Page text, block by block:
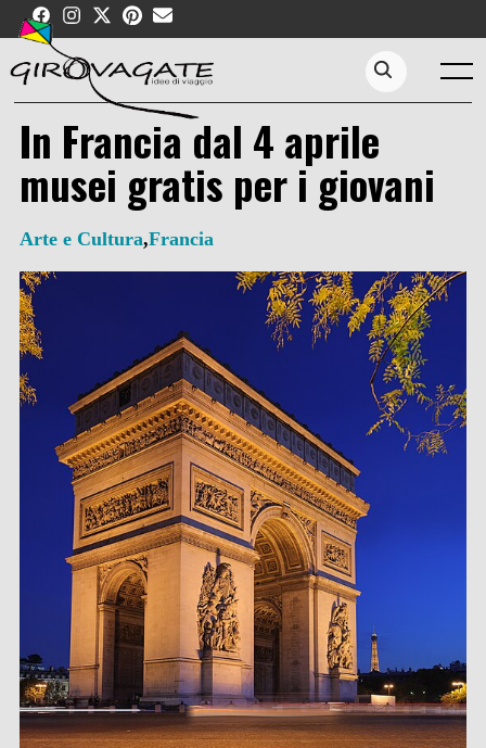
Skip
content
Menu
Search...
In Francia dal 4 aprile
musei gratis per i giovani
Arte e Cultura,Francia